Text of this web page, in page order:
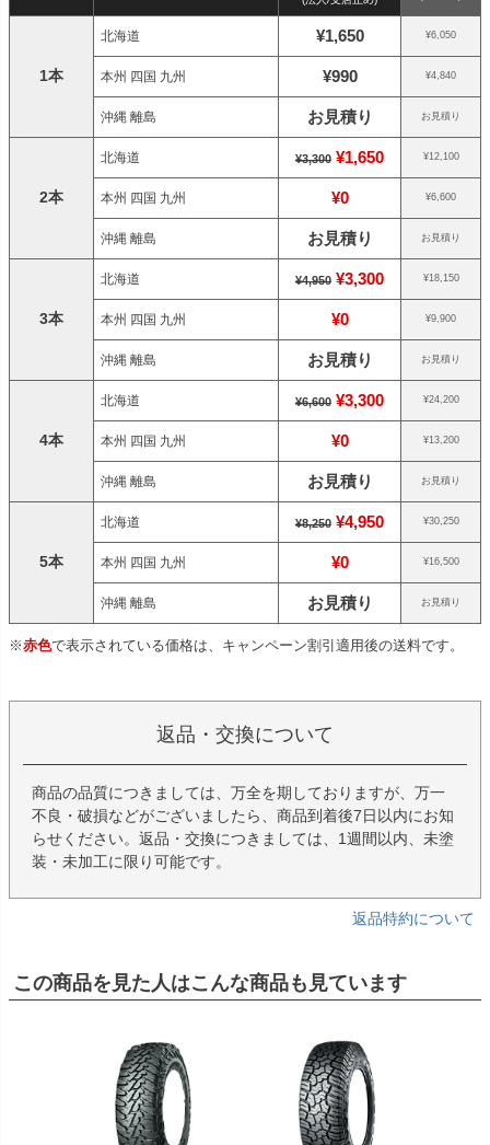
1本
北海道 ¥1,650 ¥6,050
本州 四国 九州 ¥990 ¥4,840
沖縄 離島 お見積り お見積り
2本
北海道 ¥3,300 ¥1,650 ¥12,100
本州 四国 九州 ¥0 ¥6,600
沖縄 離島 お見積り お見積り
3本
北海道 ¥4,950 ¥3,300 ¥18,150
本州 四国 九州 ¥0 ¥9,900
沖縄 離島 お見積り お見積り
4本
北海道 ¥6,600 ¥3,300 ¥24,200
本州 四国 九州 ¥0 ¥13,200
沖縄 離島 お見積り お見積り
5本
北海道 ¥8,250 ¥4,950 ¥30,250
本州 四国 九州 ¥0 ¥16,500
沖縄 離島 お見積り お見積り
※赤色で表示されている価格は、キャンペーン割引適用後の送料です。
返品・交換について
商品の品質につきましては、万全を期しておりますが、万一
不良・破損などがございましたら、商品到着後7日以内にお知
らせください。返品・交換につきましては、1週間以内、未塗
装・未加工に限り可能です。
返品特約について
この商品を見た人はこんな商品も見ています